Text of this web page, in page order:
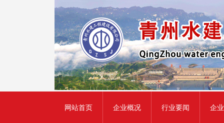
网站首页 企业概况 行业要闻 企